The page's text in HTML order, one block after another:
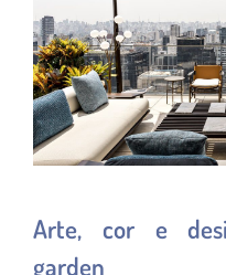
Arte, cor e
garden